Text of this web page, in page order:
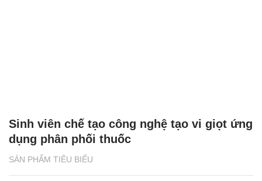
SẢN PHẨM TIÊU BIỂU
Sinh viên chế tạo công nghệ tạo vi giọt ứng
dụng phân phối thuốc